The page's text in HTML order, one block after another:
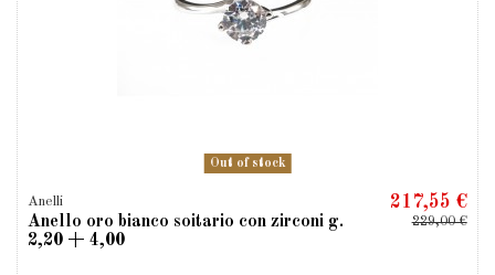
Out of stock
Anelli
Anello oro bianco soitario con zirconi g.
2,20 + 4,00
217,55 €
229,00 €